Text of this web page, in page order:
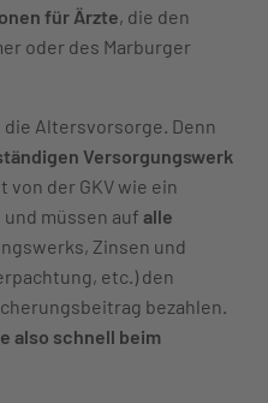
für Ärzte, die den
oder des Marburger
Altersvorsorge. Denn
Versorgungswerk
von der GKV wie ein
müssen auf alle
Zinsen und
etc.) den
bezahlen.
also schnell beim